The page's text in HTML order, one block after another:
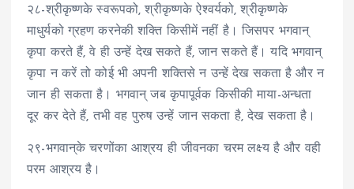
२८-श्रीकृष्णके स्वरूपको, श्रीकृष्णके ऐश्वर्यको, श्रीकृष्णके
माधुर्यको ग्रहण करनेकी शक्ति किसीमें नहीं है। जिसपर भगवान्
कृपा करते हैं, वे ही उन्हें देख सकते हैं, जान सकते हैं। यदि भगवान्
कृपा न करें तो कोई भी अपनी शक्तिसे न उन्हें देख सकता है और न
जान ही सकता है। भगवान् जब कृपापूर्वक किसीकी माया-अन्धता
दूर कर देते हैं, तभी वह पुरुष उन्हें जान सकता है, देख सकता है।
२९-भगवान्‌के चरणोंका आश्रय ही जीवनका चरम लक्ष्य है और वही
परम आश्रय है।